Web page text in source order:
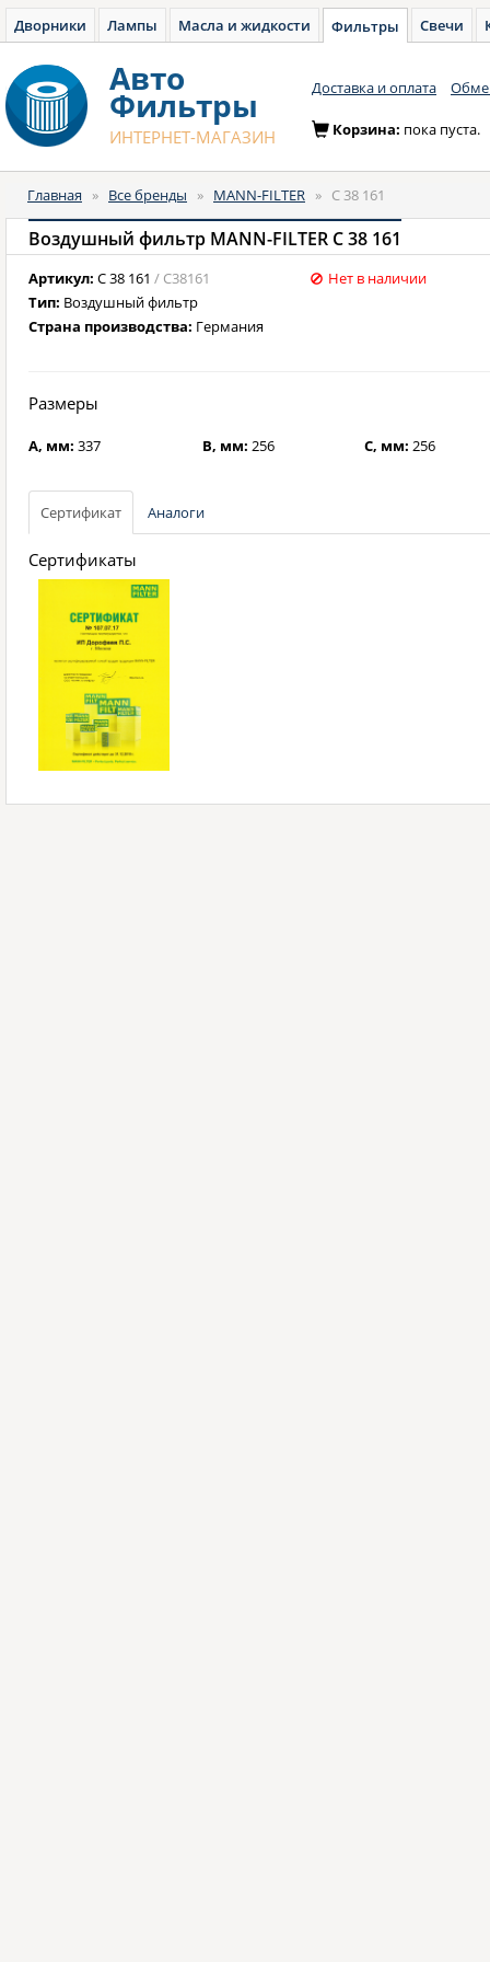
Дворники Лампы Масла и жидкости Фильтры Свечи
Авто
Фильтры
ИНТЕРНЕТ-МАГАЗИН
Доставка и оплата
Корзина: пока пуста.
Главная » Все бренды » MANN-FILTER » C 38 161
Воздушный фильтр MANN-FILTER C 38 161
Артикул: C 38 161 / C38161
Тип: Воздушный фильтр
Страна производства: Германия
Нет в наличии
Размеры
A, мм: 337 B, мм: 256 C, мм:256
Сертификат Аналоги
Сертификаты